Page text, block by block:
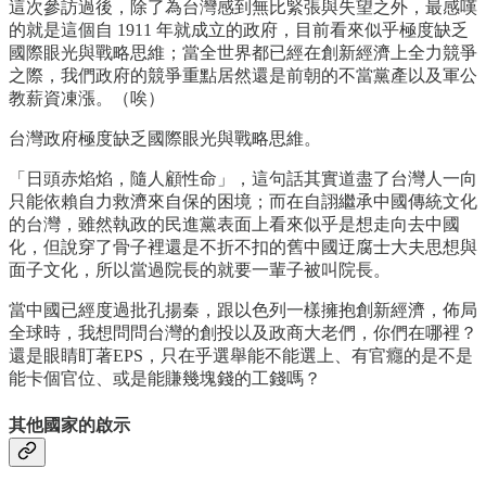
這次參訪過後，除了為台灣感到無比緊張與失望之外，最感嘆
的就是這個自 1911 年就成立的政府，目前看來似乎極度缺乏
國際眼光與戰略思維；當全世界都已經在創新經濟上全力競爭
之際，我們政府的競爭重點居然還是前朝的不當黨產以及軍公
教薪資凍漲。（唉）
台灣政府極度缺乏國際眼光與戰略思維。
「日頭赤焰焰，隨人顧性命」，這句話其實道盡了台灣人一向
只能依賴自力救濟來自保的困境；而在自詡繼承中國傳統文化
的台灣，雖然執政的民進黨表面上看來似乎是想走向去中國
化，但說穿了骨子裡還是不折不扣的舊中國迂腐士大夫思想與
面子文化，所以當過院長的就要一輩子被叫院長。
當中國已經度過批孔揚秦，跟以色列一樣擁抱創新經濟，佈局
全球時，我想問問台灣的創投以及政商大老們，你們在哪裡？
還是眼睛盯著EPS，只在乎選舉能不能選上、有官癮的是不是
能卡個官位、或是能賺幾塊錢的工錢嗎？
其他國家的啟示